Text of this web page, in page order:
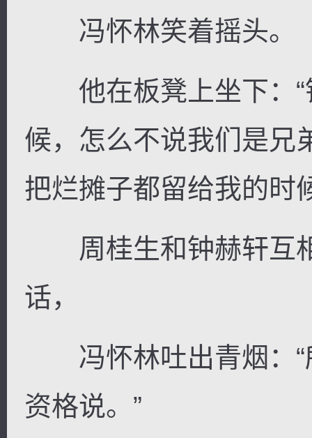
冯怀林笑着摇头。
他在板凳上坐下：“
候，怎么不说我们是兄
把烂摊子都留给我的时
周桂生和钟赫轩互
话，
冯怀林吐出青烟：“
资格说。”